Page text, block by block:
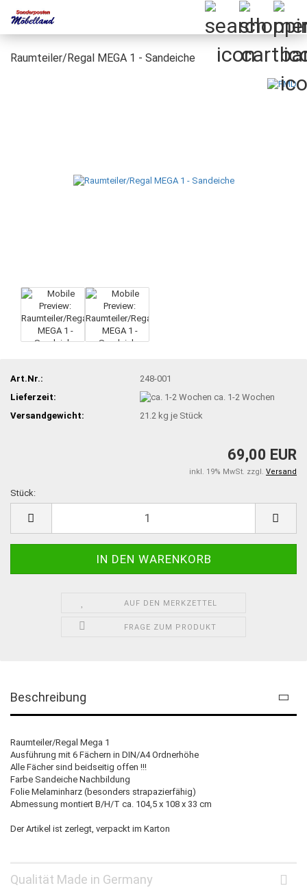
Raumteiler/Regal MEGA 1 - Sandeiche
Art.Nr.:
248-001
Lieferzeit:
ca. 1-2 Wochen
Versandgewicht:
21.2 kg je Stück
69,00 EUR
inkl. 19% MwSt. zzgl. Versand
Stück:
AUF DEN MERKZETTEL
FRAGE ZUM PRODUKT
Beschreibung
Raumteiler/Regal Mega 1
Ausführung mit 6 Fächern in DIN/A4 Ordnerhöhe
Alle Fächer sind beidseitig offen !!!
Farbe Sandeiche Nachbildung
Folie Melaminharz (besonders strapazierfähig)
Abmessung montiert B/H/T ca. 104,5 x 108 x 33 cm
Der Artikel ist zerlegt, verpackt im Karton
Qualität Made in Germany